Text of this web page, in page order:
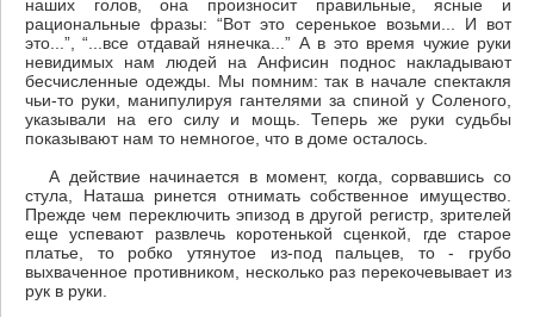
наших голов, она произносит правильные, ясные и
рациональные фразы: “Вот это серенькое возьми... И вот
это...”, “...все отдавай нянечка...” А в это время чужие руки
невидимых нам людей на Aнфисин поднос накладывают
бесчисленные одежды. Мы помним: так в начале спектакля
чьи-то руки, манипулируя гантелями за спиной у Соленого,
указывали на его силу и мощь. Теперь же руки судьбы
показывают нам то немногое, что в доме осталось.
А действие начинается в момент, когда, сорвавшись со
стула, Наташа ринется отнимать собственное имущество.
Прежде чем переключить эпизод в другой регистр, зрителей
еще успевают развлечь коротенькой сценкой, где старое
платье, то робко утянутое из-под пальцев, то - грубо
выхваченное противником, несколько раз перекочевывает из
рук в руки.